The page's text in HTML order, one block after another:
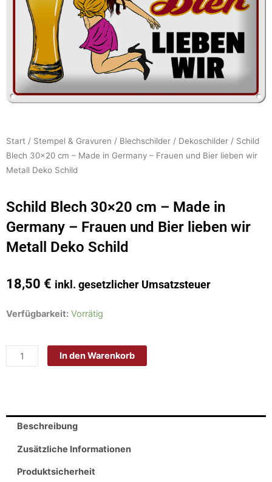
Start / Stempel & Gravuren / Blechschilder / Dekoschilder / Schild
Blech 30×20 cm – Made in Germany – Frauen und Bier lieben wir
Metall Deko Schild
Schild Blech 30×20 cm – Made in
Germany – Frauen und Bier lieben wir
Metall Deko Schild
18,50 € inkl. gesetzlicher Umsatzsteuer
Verfügbarkeit: Vorrätig
Schild
Germany
Frauen
Bier
In den Warenkorb
Beschreibung
Zusätzliche Informationen
Produktsicherheit